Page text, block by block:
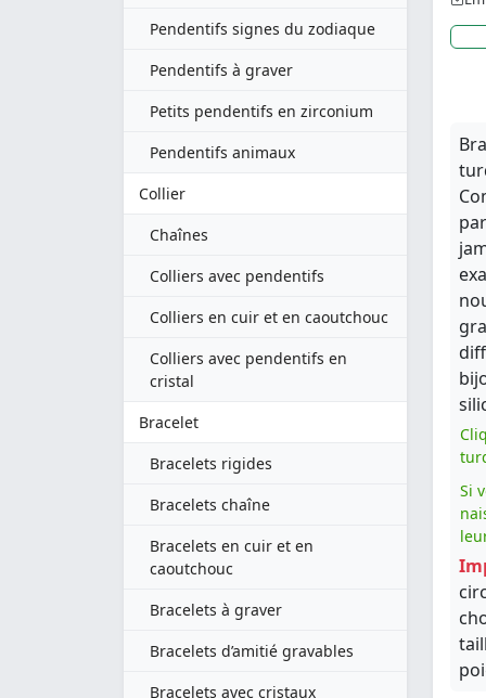
Pendentifs signes du zodiaque
Pendentifs à graver
Petits pendentifs en zirconium
Pendentifs animaux
Collier
Chaînes
Colliers avec pendentifs
Colliers en cuir et en caoutchouc
Colliers avec pendentifs en
cristal
Bracelet
Bracelets rigides
Bracelets chaîne
Bracelets en cuir et en
caoutchouc
Bracelets à graver
Bracelets d’amitié gravables
Bracelets avec cristaux
Si